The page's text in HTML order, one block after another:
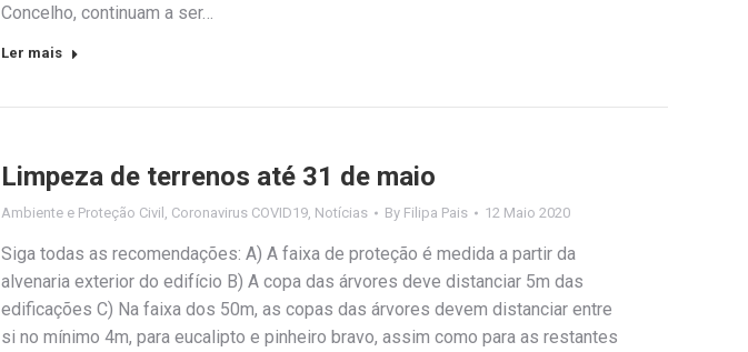
Concelho, continuam a ser…
Ler mais
Limpeza de terrenos até 31 de maio
Ambiente e Proteção Civil Coronavirus COVID19 Notícias By Filipa Pais 12 Maio 2020
Siga todas as recomendações: A) A faixa de proteção é medida a partir da
alvenaria exterior do edifício B) A copa das árvores deve distanciar 5m das
edificações C) Na faixa dos 50m, as copas das árvores devem distanciar entre
si no mínimo 4m, para eucalipto e pinheiro bravo, assim como para as restantes